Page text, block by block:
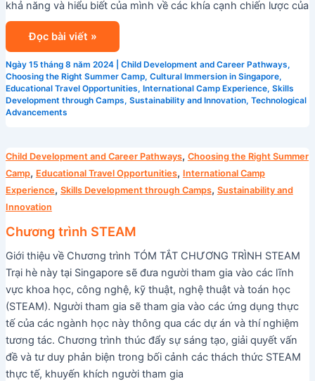
khả năng và hiểu biết của mình về các khía cạnh chiến lược của
Đọc bài viết »
Ngày 15 tháng 8 năm 2024 Child Development and Career Pathways,
Choosing the Right Summer Camp, Cultural Immersion in Singapore,
Educational Travel Opportunities, International Camp Experience, Skills
Development through Camps, Sustainability and Innovation, Technological
Advancements
Child Development and Career Pathways, Choosing the Right Summer
Camp, Educational Travel Opportunities, International Camp
Experience, Skills Development through Camps, Sustainability and
Innovation
Chương trình STEAM
Giới thiệu về Chương trình TÓM TẮT CHƯƠNG TRÌNH STEAM
Trại hè này tại Singapore sẽ đưa người tham gia vào các lĩnh
vực khoa học, công nghệ, kỹ thuật, nghệ thuật và toán học
(STEAM). Người tham gia sẽ tham gia vào các ứng dụng thực
tế của các ngành học này thông qua các dự án và thí nghiệm
tương tác. Chương trình thúc đẩy sự sáng tạo, giải quyết vấn
đề và tư duy phản biện trong bối cảnh các thách thức STEAM
thực tế, khuyến khích người tham gia
Chương
trình
STEAM